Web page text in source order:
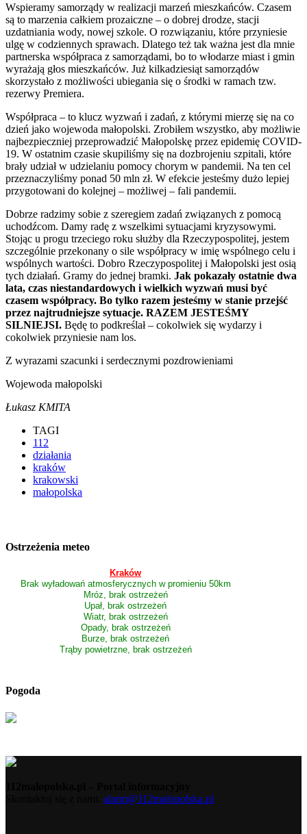
Wspieramy samorządy w realizacji marzeń mieszkańców. Czasem
są to marzenia całkiem prozaiczne – o dobrej drodze, stacji
uzdatniania wody, nowej szkole. O rozwiązaniu, które przyniesie
ulgę w codziennych sprawach. Dlatego też tak ważna jest dla mnie
partnerska współpraca z samorządami, bo to włodarze miast i gmin
wyrażają głos mieszkańców. Już kilkadziesiąt samorządów
skorzystało z możliwości ubiegania się o środki w ramach tzw.
rezerwy Premiera.
Współpraca – to klucz wyzwań i zadań, z którymi mierzę się na co
dzień jako wojewoda małopolski. Zrobiłem wszystko, aby możliwie
najbezpieczniej przeprowadzić Małopolskę przez epidemię COVID-
19. W ostatnim czasie skupiliśmy się na dozbrojeniu szpitali, które
brały udział w udzielaniu pomocy chorym w pandemii. Na ten cel
przeznaczyliśmy ponad 50 mln zł. W efekcie jesteśmy dużo lepiej
przygotowani do kolejnej – możliwej – fali pandemii.
Dobrze radzimy sobie z szeregiem zadań związanych z pomocą
uchodźcom. Damy radę z wszelkimi sytuacjami kryzysowymi.
Stojąc u progu trzeciego roku służby dla Rzeczypospolitej, jestem
szczególnie przekonany o sile współpracy w imię wspólnego celu i
wspólnych wartości. Dobro Rzeczypospolitej i Małopolski jest osią
tych działań. Gramy do jednej bramki. Jak pokazały ostatnie dwa
lata, czas niestandardowych i wielkich wyzwań musi być
czasem współpracy. Bo tylko razem jesteśmy w stanie przejść
przez najtrudniejsze sytuacje. RAZEM JESTEŚMY
SILNIEJSI. Będę to podkreślał – cokolwiek się wydarzy i
cokolwiek przyniesie nam los.
Z wyrazami szacunki i serdecznymi pozdrowieniami
Wojewoda małopolski
Łukasz KMITA
TAGI
112
działania
kraków
krakowski
małopolska
Ostrzeżenia meteo
Kraków
Brak wyładowań atmosferycznych w promieniu 50km
Mróz, brak ostrzeżeń
Upał, brak ostrzeżeń
Wiatr, brak ostrzeżeń
Opady, brak ostrzeżeń
Burze, brak ostrzeżeń
Trąby powietrzne, brak ostrzeżeń
Pogoda
alarm@112malopolska.pl